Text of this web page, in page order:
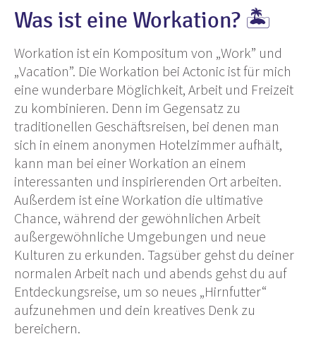
Was ist eine Workation? 🏝
Workation ist ein Kompositum von „Work” und
„Vacation”. Die Workation bei Actonic ist für mich
eine wunderbare Möglichkeit, Arbeit und Freizeit
zu kombinieren. Denn im Gegensatz zu
traditionellen Geschäftsreisen, bei denen man
sich in einem anonymen Hotelzimmer aufhält,
kann man bei einer Workation an einem
interessanten und inspirierenden Ort arbeiten.
Außerdem ist eine Workation die ultimative
Chance, während der gewöhnlichen Arbeit
außergewöhnliche Umgebungen und neue
Kulturen zu erkunden. Tagsüber gehst du deiner
normalen Arbeit nach und abends gehst du auf
Entdeckungsreise, um so neues „Hirnfutter“
aufzunehmen und dein kreatives Denk zu
bereichern.